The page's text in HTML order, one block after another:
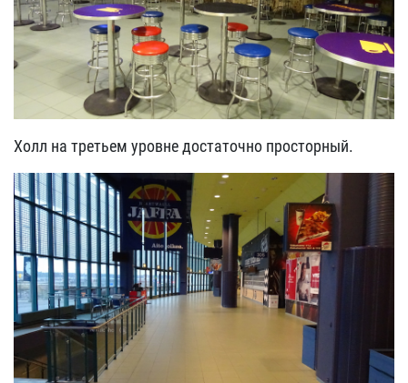
Холл на третьем уровне достаточно просторный.